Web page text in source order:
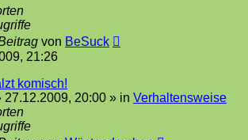
von BeSuck
21:26
komisch!
27.12.2009, 20:00 » in Verhaltensweise